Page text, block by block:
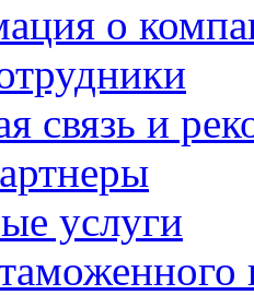
о
связь и
услуги